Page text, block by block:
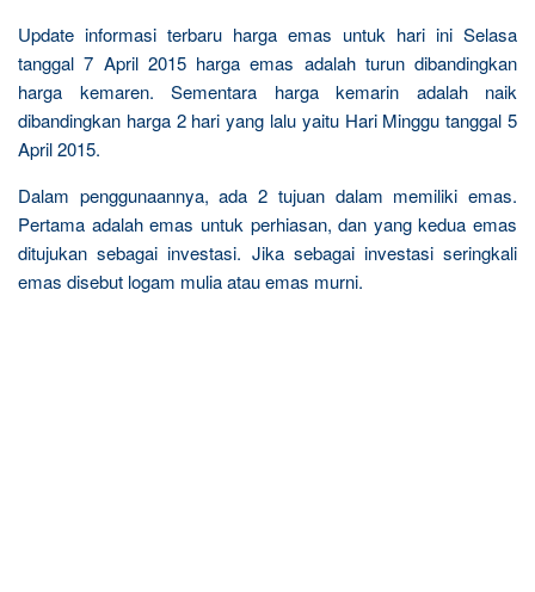
Update informasi terbaru harga emas untuk hari ini Selasa
tanggal 7 April 2015 harga emas adalah turun dibandingkan
harga kemaren. Sementara harga kemarin adalah naik
dibandingkan harga 2 hari yang lalu yaitu Hari Minggu tanggal 5
April 2015.
Dalam penggunaannya, ada 2 tujuan dalam memiliki emas.
Pertama adalah emas untuk perhiasan, dan yang kedua emas
ditujukan sebagai investasi. Jika sebagai investasi seringkali
emas disebut logam mulia atau emas murni.